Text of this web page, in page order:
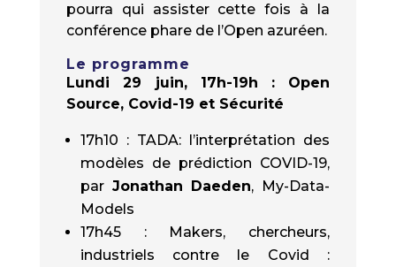
pourra qui assister cette fois à la
conférence phare de l’Open azuréen.
Le programme
Lundi 29 juin, 17h-19h
: Open
Source, Covid-19 et Sécurité
17h10 : TADA: l’interprétation des
modèles de prédiction COVID-19,
par Jonathan Daeden, My-Data-
Models
17h45 : Makers, chercheurs,
industriels contre le Covid :